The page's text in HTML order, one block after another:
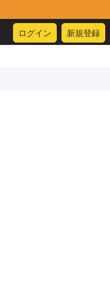
ログイン 新規登録